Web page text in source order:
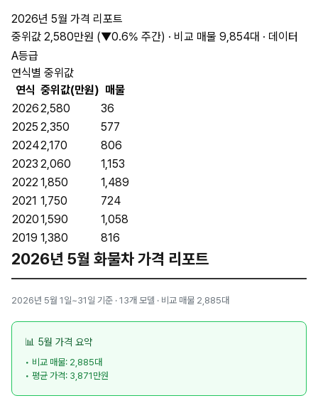
2026년 5월 가격 리포트
중위값 2,580만원 (▼0.6% 주간) · 비교 매물 9,854대 · 데이터
A등급
연식별 중위값
연식 중위값(만원) 매물
20262,580
36
2025 2,350
577
20242,170
806
2023 2,060
1,153
2022 1,850
1,489
2021 1,750
724
20201,590
1,058
2019 1,380 816
2026년 5월 화물차 가격 리포트
2026년 5월 1일~31일 기준 · 13개 모델 · 비교 매물 2,885대
📊 5월 가격 요약
• 비교 매물: 2,885대
• 평균 가격: 3,871만원